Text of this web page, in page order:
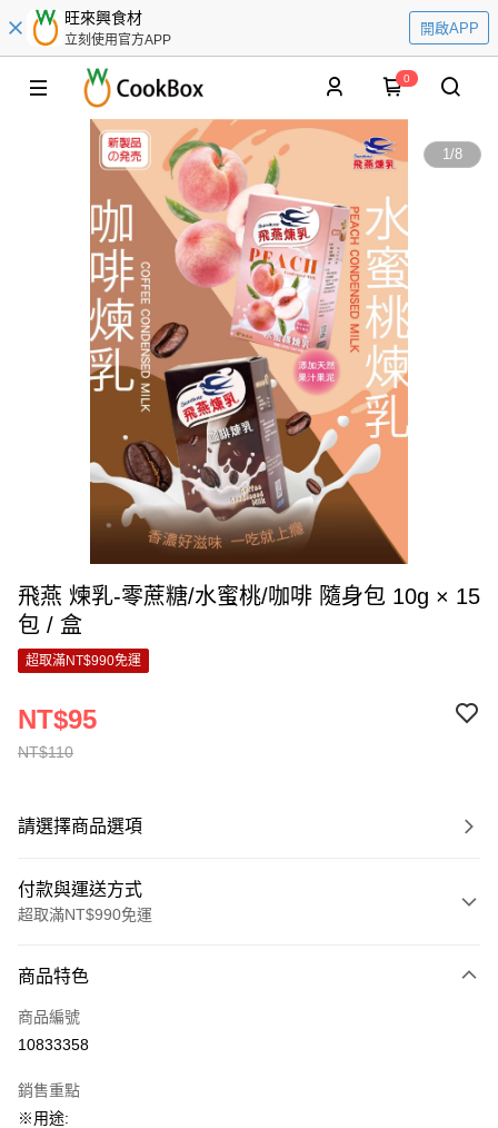
旺來興食材
立刻使用官方APP
開啟APP
0
1/8
飛燕 煉乳-零蔗糖/水蜜桃/咖啡 隨身包 10g × 15
包 / 盒
超取滿NT$990免運
NT$110
NT$95
請選擇商品選項
付款與運送方式
超取滿NT$990免運
信用卡一次付款
超商取貨付款
Apple Pay
商品特色
商品編號
10833358
銷售重點
※用途: